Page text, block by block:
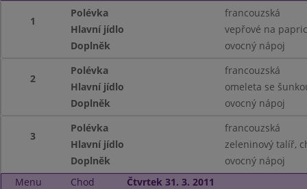
1
Polévka
francouzská
Hlavní jídlo
vepřové na
Doplněk
ovocný nápoj
2
Polévka
francouzská
Hlavní jídlo
omeleta se
Doplněk
ovocný nápoj
3
Polévka
francouzská
Hlavní jídlo
zeleninový talíř,
Doplněk
ovocný nápoj
Menu
Chod Čtvrtek 31. 3. 2011